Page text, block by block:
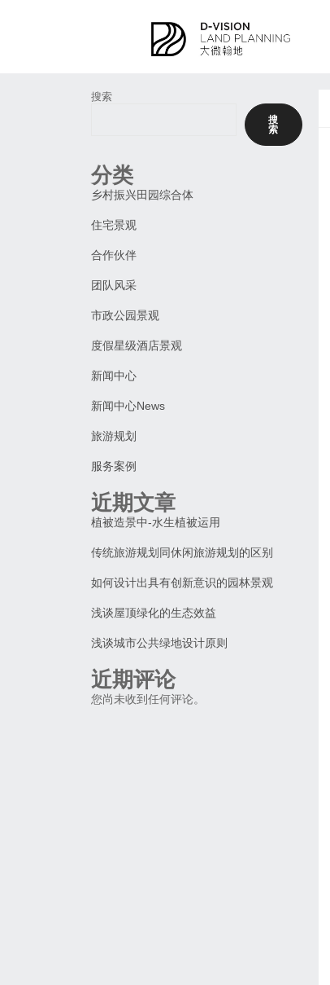
搜索
搜
索
分类
乡村振兴田园综合体
住宅景观
合作伙伴
团队风采
市政公园景观
度假星级酒店景观
新闻中心
新闻中心News
旅游规划
服务案例
近期文章
植被造景中-水生植被运用
传统旅游规划同休闲旅游规划的区别
如何设计出具有创新意识的园林景观
浅谈屋顶绿化的生态效益
浅谈城市公共绿地设计原则
近期评论
您尚未收到任何评论。